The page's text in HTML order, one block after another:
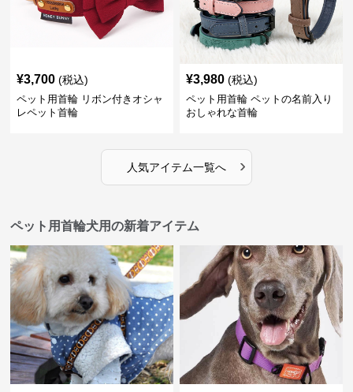
¥3,700 (税込)
ペット用首輪 リボン付きオシャ
レペット首輪
¥3,980 (税込)
ペット用首輪 ペットの名前入り
おしゃれな首輪
人気アイテム一覧へ ›
ペット用首輪犬用の新着アイテム